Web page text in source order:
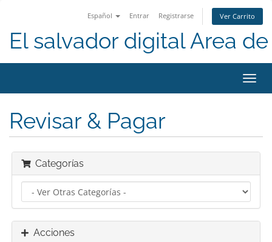
Español Entrar Registrarse Ver Carrito
El salvador digital Area
Revisar & Pagar
Categorías
Acciones